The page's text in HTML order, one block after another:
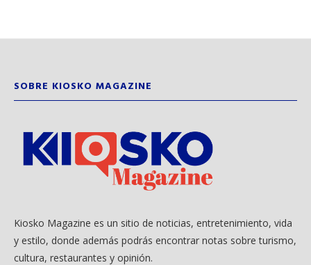
SOBRE KIOSKO MAGAZINE
Kiosko Magazine es un sitio de noticias, entretenimiento, vida
y estilo, donde además podrás encontrar notas sobre turismo,
cultura, restaurantes y opinión.